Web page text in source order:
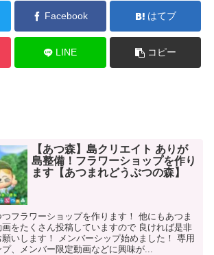
Facebook はてブ
LINE コピー
【あつ森】島クリエイト ありが
島整備！フラワーショップを作り
ます【あつまれどうぶつの森】
フラワーショップを作ります！ 他にもあつま
をたくさん投稿していますので 良ければ是非
いします！ メンバーシップ始めました！ 専用
、メンバー限定動画などに興味が...